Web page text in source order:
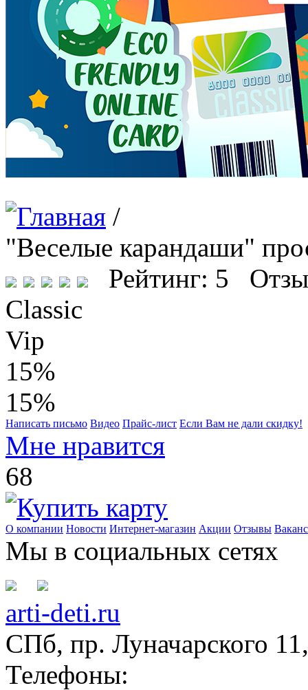
/
"Веселые карандаши"
Рейтинг: 5
Classic
Vip
15%
15%
Написать письмо Видео Прайс-лист Если Вам не дали скидку!
Мне нравится
68
О компании Новости Интернет-магазин Акции Отзывы
Мы в социальных сетях
arti-deti.ru
СПб, пр. Луначарского
Телефоны: